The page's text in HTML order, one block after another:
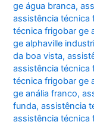
ge água branca,
assistência técnica
técnica frigobar ge
ge alphaville
da boa vista,
assistência técnica
técnica frigobar ge
ge anália franco,
funda,assistência
assistência técnica